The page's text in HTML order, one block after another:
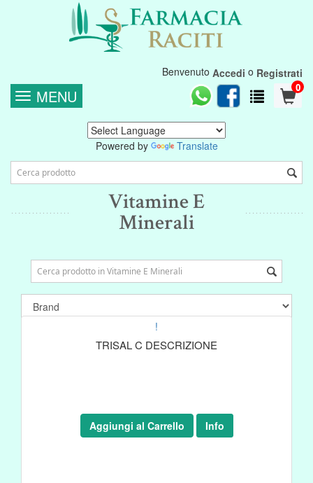
Benvenuto Accedi o Registrati
0
MENU
Powered by Translate
Vitamine E
Minerali
!
TRISAL C DESCRIZIONE
Aggiungi al Carrello Info